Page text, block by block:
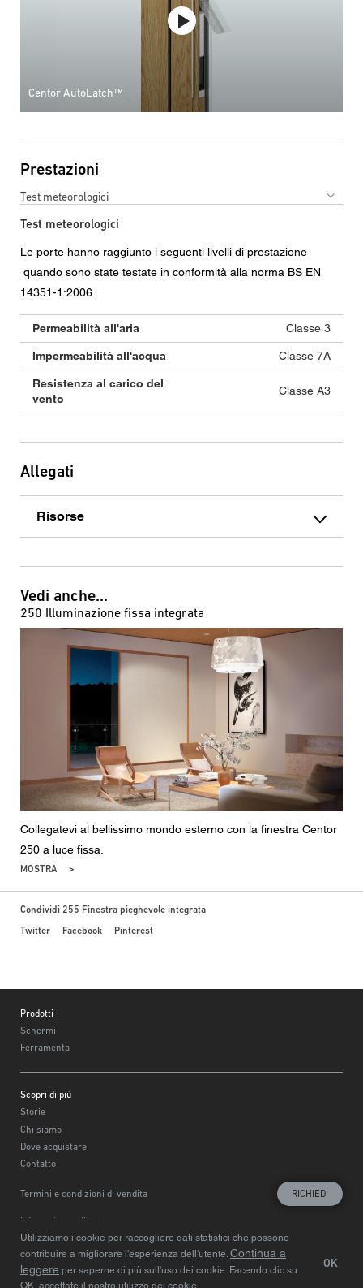
Utilizziamo i cookie per raccogliere dati statistici che possono
contribuire a migliorare l'esperienza dell'utente.Continua a
leggere per saperne di più sull'uso dei cookie. Facendo clic su
OK, accettate il nostro utilizzo dei cookie.
OK
Centor AutoLatch™
Prestazioni
Test meteorologici
Test meteorologici
Le porte hanno raggiunto i seguenti livelli di prestazione
quando sono state testate in conformità alla norma BS EN
14351-1:2006.
Permeabilità all'aria Classe 3
Impermeabilità all'acqua Classe 7A
Resistenza al carico del
vento
Classe A3
Allegati
Risorse
Vedi anche...
250 Illuminazione fissa integrata
Collegatevi al bellissimo mondo esterno con la finestra Centor
250 a luce fissa.
MOSTRA
Condividi 255 Finestra pieghevole integrata
Twitter
Facebook Pinterest
Prodotti
Schermi
Ferramenta
Scopri di più
Storie
Chi siamo
Dove acquistare
Contatto
Termini e condizioni di vendita
Informativa sulla privacy
Scegliere la regione © Centor 2020
RICHIEDI